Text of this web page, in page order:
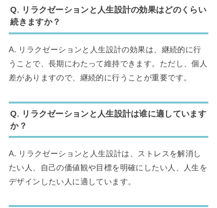
Q. リラクゼーションと人生設計の効果はどのくらい
続きますか？
A. リラクゼーションと人生設計の効果は、継続的に行
うことで、長期にわたって維持できます。ただし、個人
差がありますので、継続的に行うことが重要です。
Q. リラクゼーションと人生設計は谁に適しています
か？
A. リラクゼーションと人生設計は、ストレスを解消し
たい人、自己の価値観や目標を明確にしたい人、人生を
デザインしたい人に適しています。